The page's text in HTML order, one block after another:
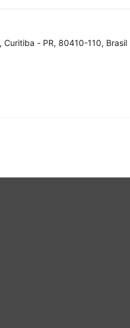
- PR, 80410-110, Brasil